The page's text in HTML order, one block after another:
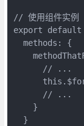
// 使用组件实例
export
  methods: {
      // ...
      // ...
    }
  }